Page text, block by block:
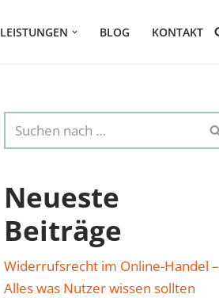
LEISTUNGEN BLOG KONTAKT
Neueste
Beiträge
Widerrufsrecht im Online-Handel –
Alles was Nutzer wissen sollten